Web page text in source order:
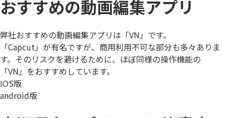
おすすめの動画編集アプリ
弊社おすすめの動画編集アプリは 「VN」 です。
「Capcut」が有名ですが、商用利用不可な部分も多々ありま
す。そのリスクを避けるために、ほぼ同様の操作機能の
「VN」をおすすめしています。
IOS版
android版